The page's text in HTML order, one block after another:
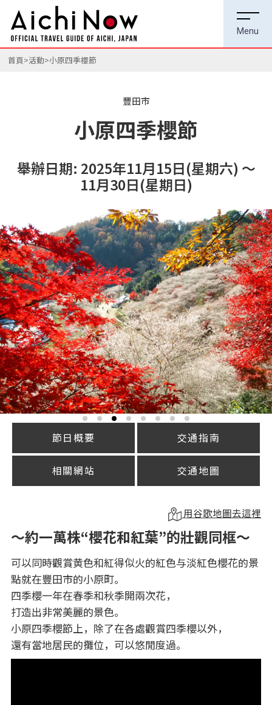
首頁 活動 小原四季櫻節
豐田市
小原四季櫻節
舉辦日期: 2025年11月15日(星期六) ～
11月30日(星期日)
節日概要 交通指南
相關網站 交通地圖
用谷歌地圖去這裡
～約一萬株“櫻花和紅葉”的壯觀同框～
可以同時觀賞黄色和紅得似火的紅色与淡紅色櫻花的景
點就在豐田市的小原町。
四季櫻一年在春季和秋季開兩次花，
打造出非常美麗的景色。
小原四季櫻節上，除了在各處觀賞四季櫻以外，
還有當地居民的攤位，可以悠閒度過。